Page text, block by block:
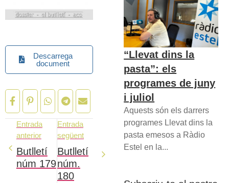
Descarrega
document
Entrada
anterior
Butlletí
núm 179
Entrada
següent
Butlletí
núm.
180
“Llevat dins la
pasta”: els
programes de juny
i juliol
Aquests són els darrers
programes Llevat dins la
pasta emesos a Ràdio
Estel en la...